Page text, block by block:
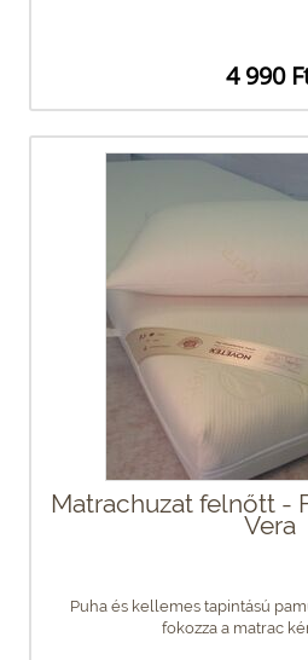
4 990
Matrachuzat felnőtt -
Vera
Puha és kellemes tapintású
fokozza a matrac